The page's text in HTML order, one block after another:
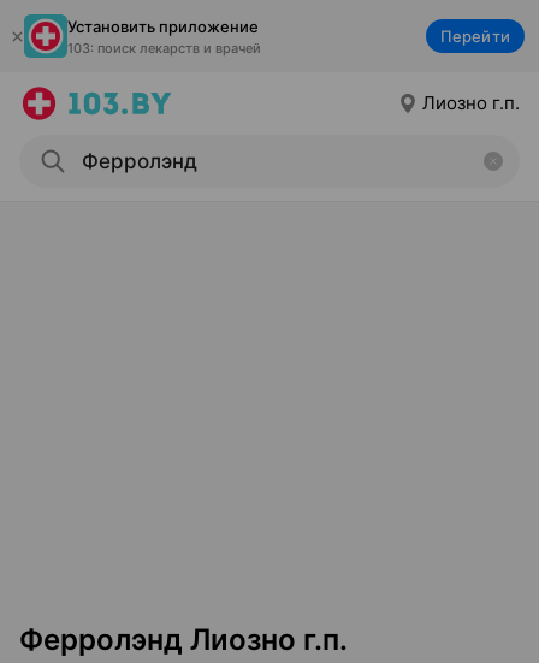
Установить приложение
103: поиск лекарств и врачей
Перейти
Лиозно г.п.
Ферролэнд Лиозно г.п.